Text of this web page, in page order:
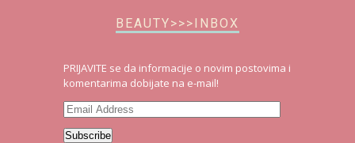
BEAUTY>>>INBOX
PRIJAVITE se da informacije o novim postovima i
komentarima dobijate na e-mail!
Email
Address
Subscribe